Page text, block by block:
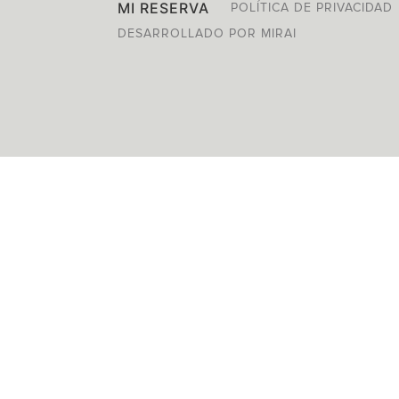
MI RESERVA POLÍTICA DE PRIVACIDAD
DESARROLLADO POR MIRAI